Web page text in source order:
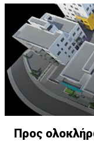
Προς